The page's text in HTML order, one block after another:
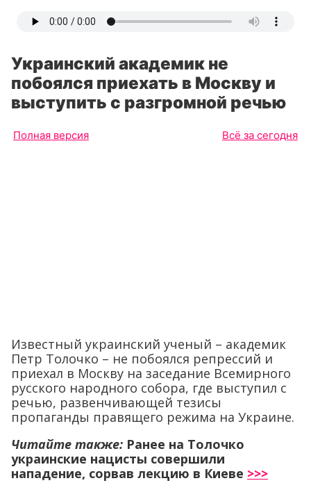
Украинский академик не
побоялся приехать в Москву и
выступить с разгромной речью
Полная версия Всё за сегодня
Известный украинский ученый – академик
Петр Толочко – не побоялся репрессий и
приехал в Москву на заседание Всемирного
русского народного собора, где выступил с
речью, развенчивающей тезисы
пропаганды правящего режима на Украине.
Читайте также: Ранее на Толочко
украинские нацисты совершили
нападение, сорвав лекцию в Киеве >>>